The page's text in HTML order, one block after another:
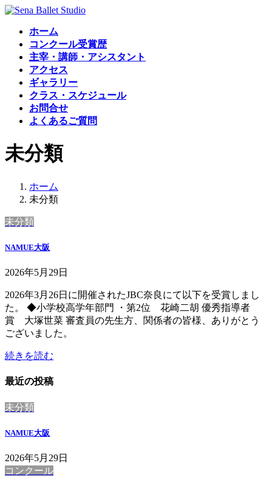
コ
ナ
ホーム
コンクール受賞歴
主宰・講師・アシスタント
アクセス
ギャラリー
クラス・スケジュール
お問合せ
よくあるご質問
未分類
ホーム
未分類
未分類
NAMUE大阪
2026年5月29日
2026年3月26日に開催されたJBC奈良にて以下を受賞しまし
た。 ◆小学校高学年部門 ・第2位 花崎二胡 優秀指導者
賞 大塚世菜 審査員の先生方、関係者の皆様、ありがとう
ございました。
続きを読む
最近の投稿
未分類
NAMUE大阪
2026年5月29日
コンクール